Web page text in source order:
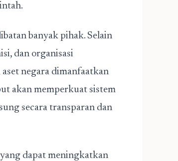
banyak pihak. Selain
dan organisasi
negara dimanfaatkan
akan memperkuat sistem
secara transparan dan
dapat meningkatkan